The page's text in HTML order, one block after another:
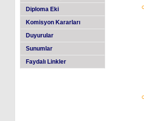
Diploma Eki
Komisyon Kararları
Duyurular
Sunumlar
Faydalı Linkler